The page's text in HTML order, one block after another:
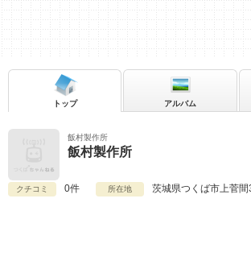
飯村製作所
飯村製作所
クチコミ 0件 所在地 茨城県つくば市上菅間
トップ アルバム